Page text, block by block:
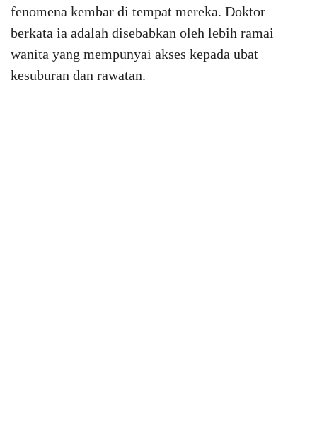
fenomena kembar di tempat mereka. Doktor
berkata ia adalah disebabkan oleh lebih ramai
wanita yang mempunyai akses kepada ubat
kesuburan dan rawatan.